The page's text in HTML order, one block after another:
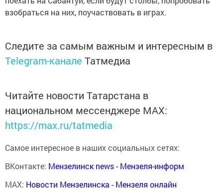
взобраться на них, поучаствовать в играх.
Следите за самым важным и интересным в
Telegram-канале Татмедиа
Читайте новости Татарстана в
национальном мессенджере MАХ:
https://max.ru/tatmedia
Самое интересное в наших социальных сетях:
ВКонтакте: Мензелинск news - Мензеля-информ
MAX: Новости Мензелинска - Мензеля онлайн